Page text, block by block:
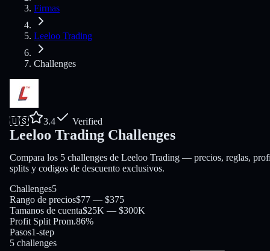
Firmas
Leeloo Trading
Challenges
🇺🇸 3.4 Verified
Leeloo Trading Challenges
Compara los 5 challenges de Leeloo Trading — precios, reglas,
splits y codigos de descuento exclusivos.
Challenges5
Rango de precios$77 — $375
Tamanos de cuenta$25K — $300K
Profit Split Prom.86%
Pasos1-step
5 challenges